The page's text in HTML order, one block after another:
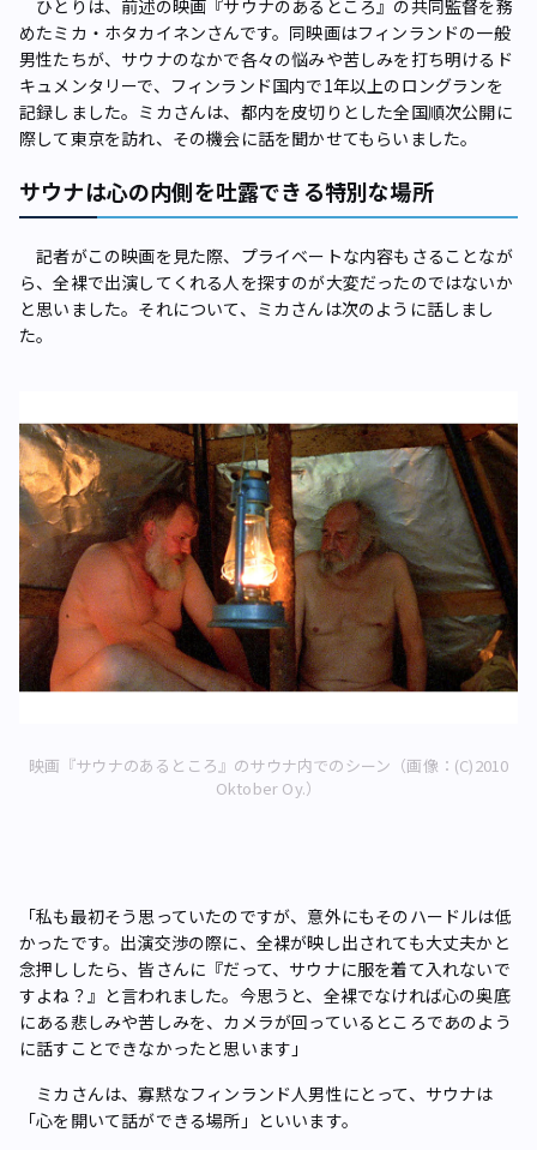
ひとりは、前述の映画『サウナのあるところ』の共同監督を務
めたミカ・ホタカイネンさんです。同映画はフィンランドの一般
男性たちが、サウナのなかで各々の悩みや苦しみを打ち明けるド
キュメンタリーで、フィンランド国内で1年以上のロングランを
記録しました。ミカさんは、都内を皮切りとした全国順次公開に
際して東京を訪れ、その機会に話を聞かせてもらいました。
サウナは心の内側を吐露できる特別な場所
記者がこの映画を見た際、プライベートな内容もさることなが
ら、全裸で出演してくれる人を探すのが大変だったのではないか
と思いました。それについて、ミカさんは次のように話しまし
た。
映画『サウナのあるところ』のサウナ内でのシーン（画像：(C)2010
Oktober Oy.）
「私も最初そう思っていたのですが、意外にもそのハードルは低
かったです。出演交渉の際に、全裸が映し出されても大丈夫かと
念押ししたら、皆さんに『だって、サウナに服を着て入れないで
すよね？』と言われました。今思うと、全裸でなければ心の奥底
にある悲しみや苦しみを、カメラが回っているところであのよう
に話すことできなかったと思います」
ミカさんは、寡黙なフィンランド人男性にとって、サウナは
「心を開いて話ができる場所」といいます。